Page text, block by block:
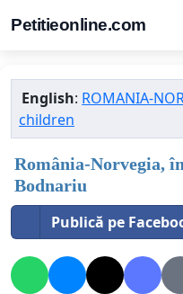
Petitieonline.com
English: ROMANIA-
children
România-Norvegia,
Bodnariu
Publică pe